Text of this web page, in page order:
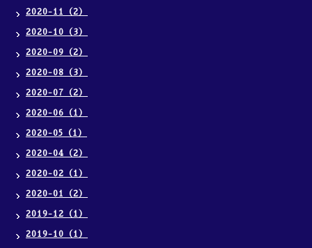
2020-11（2）
2020-10（3）
2020-09（2）
2020-08（3）
2020-07（2）
2020-06（1）
2020-05（1）
2020-04（2）
2020-02（1）
2020-01（2）
2019-12（1）
2019-10（1）